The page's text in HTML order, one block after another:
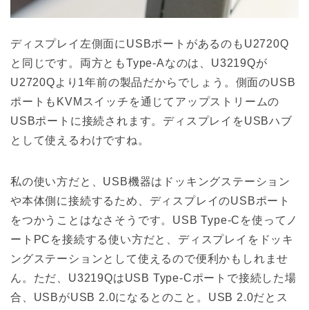
ディスプレイ左側面にUSBポートがあるのもU2720Q
と同じです。両方ともType-Aなのは、U3219Qが
U2720Qより1年前の製品だからでしょう。側面のUSB
ポートもKVMスイッチを通じてアップストリームの
USBポートに接続されます。ディスプレイをUSBハブ
として使えるわけですね。
私の使い方だと、USB機器はドッキングステーション
や本体側に接続するため、ディスプレイのUSBポート
をつかうことはなさそうです。USB Type-Cを使ってノ
ートPCを接続する使い方だと、ディスプレイをドッキ
ングステーションとして使えるので便利かもしれませ
ん。ただ、U3219QはUSB Type-Cポートで接続した場
合、USBがUSB 2.0になるとのこと。USB 2.0だとス